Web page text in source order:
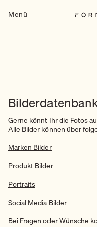
InhaltMenü
Gerne könnt Ihr die Fotos
Alle Bilder können über
Marken Bilder
Produkt Bilder
Portraits
Social Media Bilder
Bei Fragen oder Wünsche